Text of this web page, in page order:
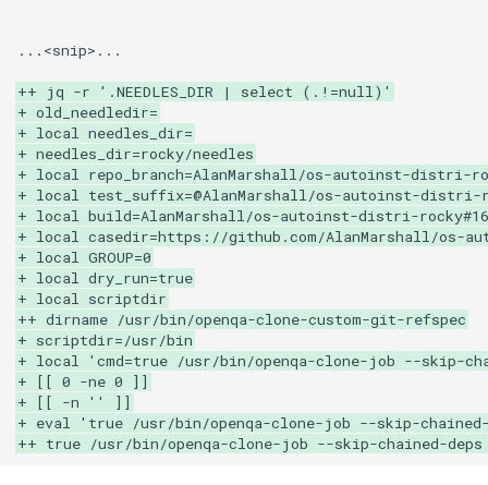
...<snip>...
++ jq -r '.NEEDLES_DIR | select (.!=null)'
+ old_needledir=
+ local needles_dir=
+ needles_dir=rocky/needles
+ local repo_branch=AlanMarshall/os-autoinst-distri-
+ local test_suffix=@AlanMarshall/os-autoinst-distri-
+ local build=AlanMarshall/os-autoinst-distri-
+ local casedir=https://github.com/AlanMarshall/os-
+ local GROUP=0
+ local dry_run=true
+ local scriptdir
++ dirname /usr/bin/openqa-clone-custom-git-refspec
+ scriptdir=/usr/bin
+ local 'cmd=true /usr/bin/openqa-clone-job --skip-
+ [[ 0 -ne 0 ]]
+ [[ -n '' ]]
+ eval 'true /usr/bin/openqa-clone-job --skip-chained-
++ true /usr/bin/openqa-clone-job --skip-chained-deps